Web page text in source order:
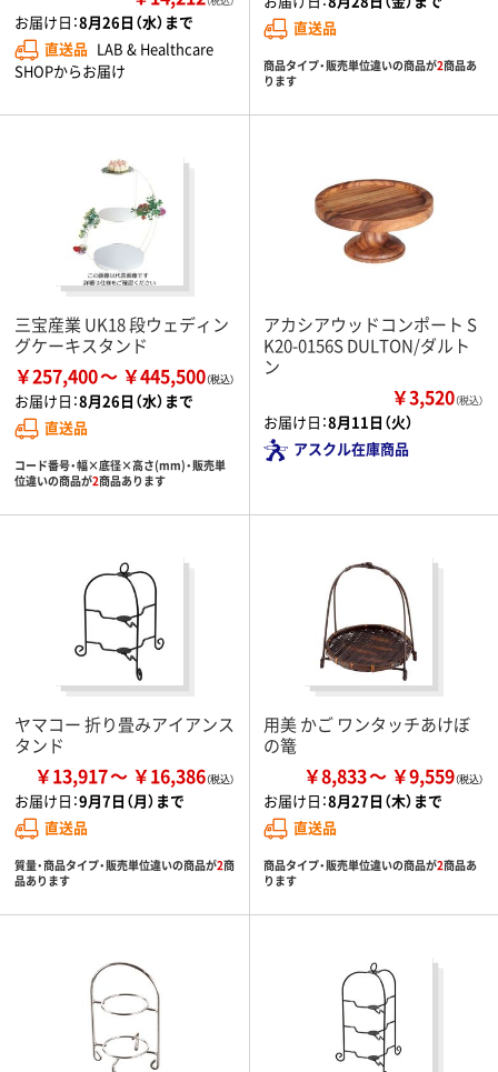
お届け日：8月26日（水）まで
直送品 LAB & Healthcare
SHOPからお届け
直送品
商品タイプ・販売単位違いの商品が2商品あ
ります
三宝産業 UK18 段ウェディン
グケーキスタンド
￥257,400 ￥445,500
お届け日：8月26日（水）まで
直送品
コード番号・幅×底径×高さ(mm)・販売単
位違いの商品が2商品あります
アカシアウッドコンポート S
K20-0156S DULTON/ダルト
ン
￥3,520（税込）
お届け日：8月11日（火）
アスクル在庫商品
ヤマコー 折り畳みアイアンス
タンド
￥13,917 ￥16,386
お届け日：9月7日（月）まで
直送品
質量・商品タイプ・販売単位違いの商品が2商
品あります
用美 かご ワンタッチあけぼ
の篭
￥8,833 ￥9,559
お届け日：8月27日（木）まで
直送品
商品タイプ・販売単位違いの商品が2商品あ
ります